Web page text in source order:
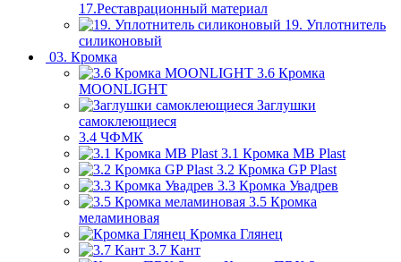
17.Реставрационный материал
19. Уплотнитель
силиконовый
03. Кромка
3.6 Кромка
MOONLIGHT
Заглушки
самоклеющиеся
3.4 ЧФМК
3.1 Кромка MB Plast
3.2 Кромка GP Plast
3.3 Кромка Увадрев
3.5 Кромка
меламиновая
Кромка Глянец
3.7 Кант